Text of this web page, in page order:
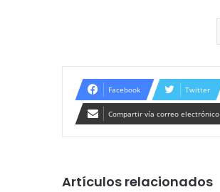
Facebook Twitter
Compartir vía correo electrónico
Artículos relacionados